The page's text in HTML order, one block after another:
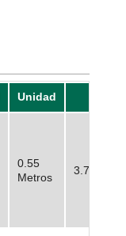
Unidad
0.55
Metros